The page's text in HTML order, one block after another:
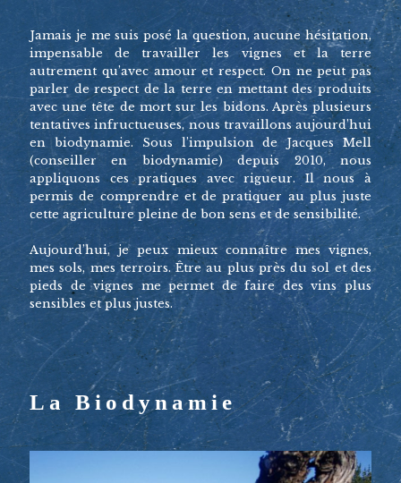
Jamais je me suis posé la question, aucune hésitation,
impensable de travailler les vignes et la terre
autrement qu’avec amour et respect. On ne peut pas
parler de respect de la terre en mettant des produits
avec une tête de mort sur les bidons. Après plusieurs
tentatives infructueuses, nous travaillons aujourd’hui
en biodynamie. Sous l’impulsion de Jacques Mell
(conseiller en biodynamie) depuis 2010, nous
appliquons ces pratiques avec rigueur. Il nous à
permis de comprendre et de pratiquer au plus juste
cette agriculture pleine de bon sens et de sensibilité.
Aujourd’hui, je peux mieux connaître mes vignes,
mes sols, mes terroirs. Être au plus près du sol et des
pieds de vignes me permet de faire des vins plus
sensibles et plus justes.
La Biodynamie